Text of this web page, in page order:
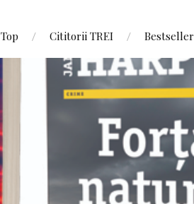
Top Cititorii TREI Bestseller